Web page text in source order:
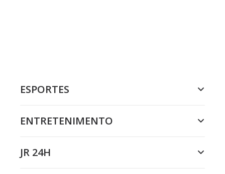
ESPORTES
ENTRETENIMENTO
JR 24H